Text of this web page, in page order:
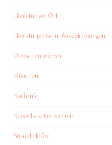
Literatur vor Ort
Literaturpreise u. Auszeichnungen
Menschen wie wir
München
Nachrufe
Neuer Lesekreistermin
Strandlektüre